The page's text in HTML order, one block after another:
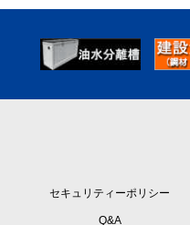
セキュリティーポリシー
Q&A